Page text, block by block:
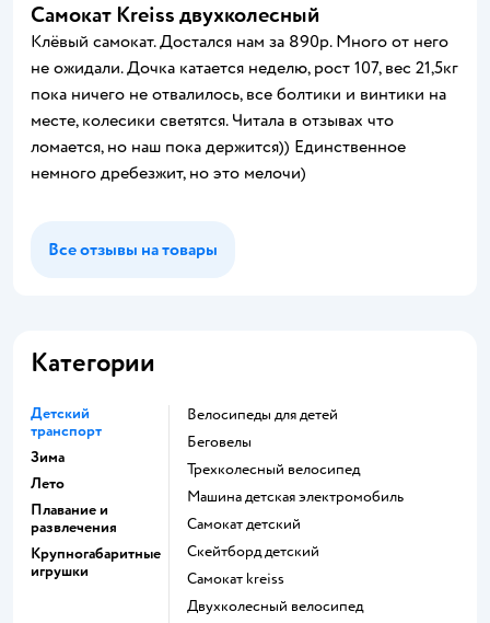
Самокат Kreiss двухколесный
Клёвый самокат. Достался нам за 890р. Много от него
не ожидали. Дочка катается неделю, рост 107, вес 21,5кг
пока ничего не отвалилось, все болтики и винтики на
месте, колесики светятся. Читала в отзывах что
ломается, но наш пока держится)) Единственное
немного дребезжит, но это мелочи)
Все отзывы на товары
Категории
Детский
транспорт
Зима
Лето
Плавание и
развлечения
Крупногабаритные
игрушки
Велосипеды для детей
Беговелы
Трехколесный велосипед
Машина детская электромобиль
Самокат детский
Скейтборд детский
Самокат kreiss
Двухколесный велосипед